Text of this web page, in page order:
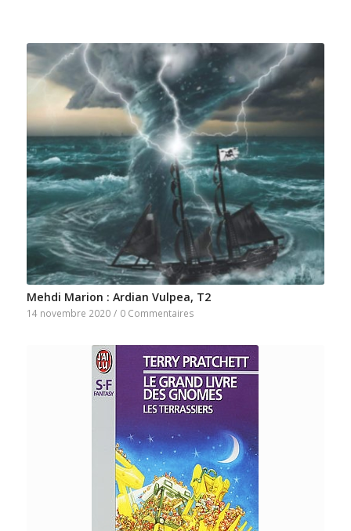
Mehdi Marion : Ardian Vulpea, T2
14 novembre 2020 / 0 Commentaires